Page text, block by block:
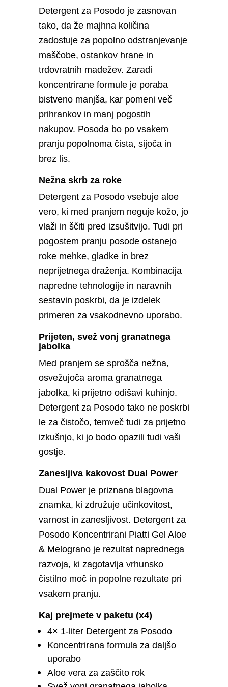
Detergent za Posodo je zasnovan
tako, da že majhna količina
zadostuje za popolno odstranjevanje
maščobe, ostankov hrane in
trdovratnih madežev. Zaradi
koncentrirane formule je poraba
bistveno manjša, kar pomeni več
prihrankov in manj pogostih
nakupov. Posoda bo po vsakem
pranju popolnoma čista, sijoča in
brez lis.
Nežna skrb za roke
Detergent za Posodo vsebuje aloe
vero, ki med pranjem neguje kožo, jo
vlaži in ščiti pred izsušitvijo. Tudi pri
pogostem pranju posode ostanejo
roke mehke, gladke in brez
neprijetnega draženja. Kombinacija
napredne tehnologije in naravnih
sestavin poskrbi, da je izdelek
primeren za vsakodnevno uporabo.
Prijeten, svež vonj granatnega
jabolka
Med pranjem se sprošča nežna,
osvežujoča aroma granatnega
jabolka, ki prijetno odišavi kuhinjo.
Detergent za Posodo tako ne poskrbi
le za čistočo, temveč tudi za prijetno
izkušnjo, ki jo bodo opazili tudi vaši
gostje.
Zanesljiva kakovost Dual Power
Dual Power je priznana blagovna
znamka, ki združuje učinkovitost,
varnost in zanesljivost. Detergent za
Posodo Koncentrirani Piatti Gel Aloe
& Melograno je rezultat naprednega
razvoja, ki zagotavlja vrhunsko
čistilno moč in popolne rezultate pri
vsakem pranju.
Kaj prejmete v paketu (x4)
4× 1‑liter Detergent za Posodo
Koncentrirana formula za daljšo
uporabo
Aloe vera za zaščito rok